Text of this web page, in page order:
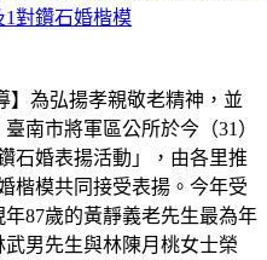
對鑽石婚楷模
】為弘揚孝親敬老精神，並
南市將軍區公所於今（31）
石婚表揚活動」，由各里推
楷模共同接受表揚。今年受
87歲的黃靜義老先生最為年
男先生與林陳月桃女士榮